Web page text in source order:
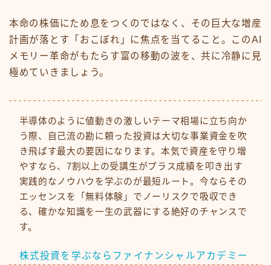
本命の株価にため息をつくのではなく、その巨大な増産
計画が落とす「おこぼれ」に焦点を当てること。このAI
メモリー革命がもたらす富の移動の波を、共に冷静に見
極めていきましょう。
半導体のように値動きの激しいテーマ相場に立ち向か
う際、自己流の勘に頼った投資は大切な事業資金を吹
き飛ばす最大の要因になります。本気で資産を守り増
やすなら、7割以上の受講生がプラス成績を叩き出す
実践的なノウハウを学ぶのが最短ルート。今ならその
エッセンスを「無料体験」でノーリスクで吸収でき
る、確かな知識を一生の武器にする絶好のチャンスで
す。
株式投資を学ぶならファイナンシャルアカデミー